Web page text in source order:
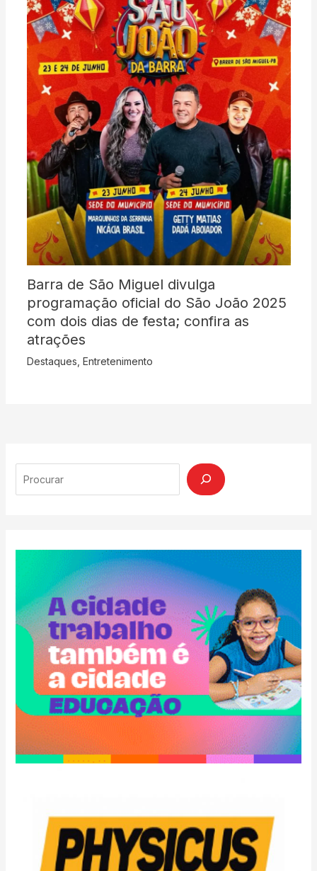
Barra de São Miguel divulga
programação oficial do São João 2025
com dois dias de festa; confira as
atrações
Destaques Entretenimento